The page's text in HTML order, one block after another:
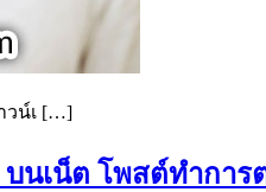
วน์เ […]
นเน็ต โพสต์ทำการ